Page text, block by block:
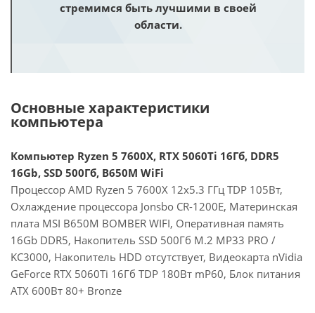
стремимся быть лучшими в своей
области.
Основные характеристики
компьютера
Компьютер Ryzen 5 7600X, RTX 5060Ti 16Гб, DDR5
16Gb, SSD 500Гб, B650M WiFi
Процессор AMD Ryzen 5 7600X 12x5.3 ГГц TDP 105Вт,
Охлаждение процессора Jonsbo CR-1200E, Материнская
плата MSI B650M BOMBER WIFI, Оперативная память
16Gb DDR5, Накопитель SSD 500Гб M.2 MP33 PRO /
KC3000, Накопитель HDD отсутствует, Видеокарта nVidia
GeForce RTX 5060Ti 16Гб TDP 180Вт mP60, Блок питания
ATX 600Вт 80+ Bronze